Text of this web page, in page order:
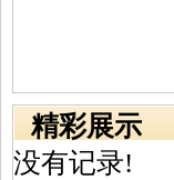
精彩展示
没有记录!